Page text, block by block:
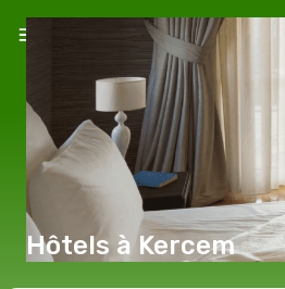
Hôtels à Kercem